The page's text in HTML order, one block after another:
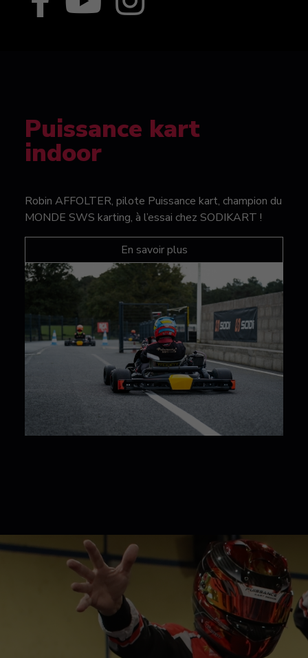
Puissance kart
indoor
Robin AFFOLTER, pilote Puissance kart, champion du
MONDE SWS karting, à l’essai chez SODIKART !
En savoir plus